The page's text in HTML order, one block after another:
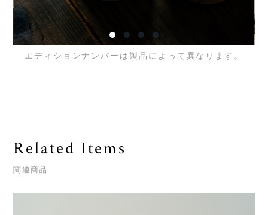
エディションナンバーは製品によって異なります。
Related Items
関連商品